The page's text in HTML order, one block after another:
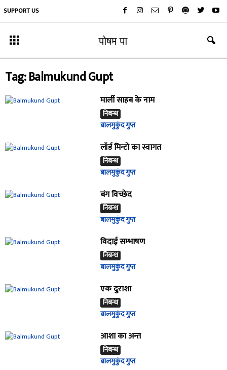
SUPPORT US
Tag: Balmukund Gupt
मार्ली साहब के नाम
निबन्ध
बालमुकुंद गुप्त
लॉर्ड मिन्टो का स्वागत
निबन्ध
बालमुकुंद गुप्त
बंग विच्छेद
निबन्ध
बालमुकुंद गुप्त
विदाई सम्भाषण
निबन्ध
बालमुकुंद गुप्त
एक दुराशा
निबन्ध
बालमुकुंद गुप्त
आशा का अन्त
निबन्ध
बालमुकुंद गुप्त